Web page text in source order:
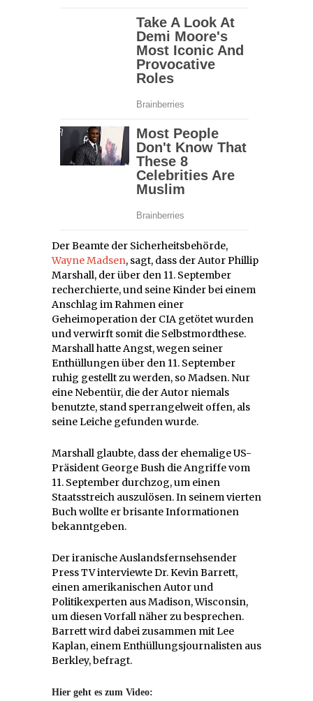
Der Beamte der Sicherheitsbehörde,
Wayne Madsen, sagt, dass der Autor Phillip
Marshall, der über den 11. September
recherchierte, und seine Kinder bei einem
Anschlag im Rahmen einer
Geheimoperation der CIA getötet wurden
und verwirft somit die Selbstmordthese.
Marshall hatte Angst, wegen seiner
Enthüllungen über den 11. September
ruhig gestellt zu werden, so Madsen. Nur
eine Nebentür, die der Autor niemals
benutzte, stand sperrangelweit offen, als
seine Leiche gefunden wurde.
Marshall glaubte, dass der ehemalige US-
Präsident George Bush die Angriffe vom
11. September durchzog, um einen
Staatsstreich auszulösen. In seinem vierten
Buch wollte er brisante Informationen
bekanntgeben.
Der iranische Auslandsfernsehsender
Press TV interviewte Dr. Kevin Barrett,
einen amerikanischen Autor und
Politikexperten aus Madison, Wisconsin,
um diesen Vorfall näher zu besprechen.
Barrett wird dabei zusammen mit Lee
Kaplan, einem Enthüllungsjournalisten aus
Berkley, befragt.
Hier geht es zum Video: